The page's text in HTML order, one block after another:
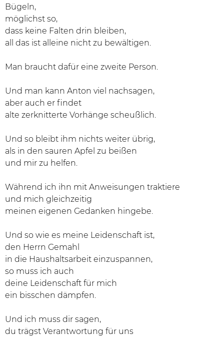
Bügeln,
möglichst so,
dass keine Falten drin bleiben,
all das ist alleine nicht zu bewältigen.
Man braucht dafür eine zweite Person.
Und man kann Anton viel nachsagen,
aber auch er findet
alte zerknitterte Vorhänge scheußlich.
Und so bleibt ihm nichts weiter übrig,
als in den sauren Apfel zu beißen
und mir zu helfen.
Während ich ihn mit Anweisungen traktiere
und mich gleichzeitig
meinen eigenen Gedanken hingebe.
Und so wie es meine Leidenschaft ist,
den Herrn Gemahl
in die Haushaltsarbeit einzuspannen,
so muss ich auch
deine Leidenschaft für mich
ein bisschen dämpfen.
Und ich muss dir sagen,
du trägst Verantwortung für uns